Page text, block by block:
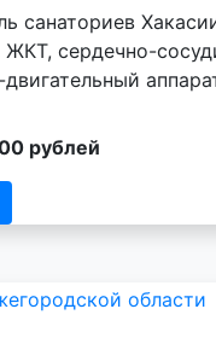
санаториев
сердечно-
рублей